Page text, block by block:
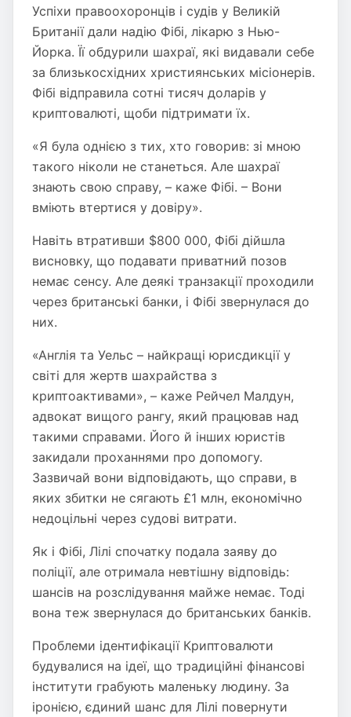
Успіхи правоохоронців і судів у Великій
Британії дали надію Фібі, лікарю з Нью-
Йорка. Її обдурили шахраї, які видавали себе
за близькосхідних християнських місіонерів.
Фібі відправила сотні тисяч доларів у
криптовалюті, щоби підтримати їх.
«Я була однією з тих, хто говорив: зі мною
такого ніколи не станеться. Але шахраї
знають свою справу, – каже Фібі. – Вони
вміють втертися у довіру».
Навіть втративши $800 000, Фібі дійшла
висновку, що подавати приватний позов
немає сенсу. Але деякі транзакції проходили
через британські банки, і Фібі звернулася до
них.
«Англія та Уельс – найкращі юрисдикції у
світі для жертв шахрайства з
криптоактивами», – каже Рейчел Малдун,
адвокат вищого рангу, який працював над
такими справами. Його й інших юристів
закидали проханнями про допомогу.
Зазвичай вони відповідають, що справи, в
яких збитки не сягають £1 млн, економічно
недоцільні через судові витрати.
Як і Фібі, Лілі спочатку подала заяву до
поліції, але отримала невтішну відповідь:
шансів на розслідування майже немає. Тоді
вона теж звернулася до британських банків.
Проблеми ідентифікації Криптовалюти
будувалися на ідеї, що традиційні фінансові
інститути грабують маленьку людину. За
іронією, єдиний шанс для Лілі повернути